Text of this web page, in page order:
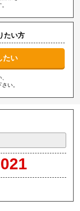
たい方
たい
い。